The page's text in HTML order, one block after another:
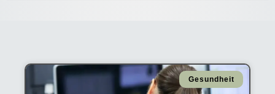
Gesundheit